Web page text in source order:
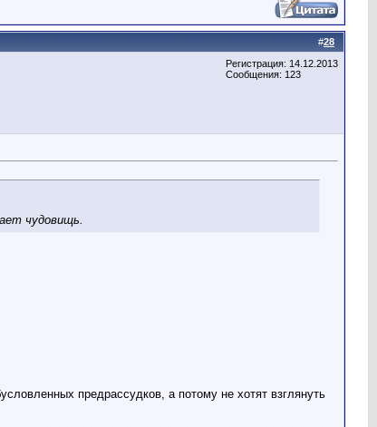
#28
Регистрация: 14.12.2013
Сообщения: 123
чудовищь.
предрассудков, а потому не хотят взглянуть